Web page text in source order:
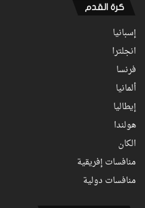
كرة القدم
إسبانيا
انجلترا
فرنسا
ألمانيا
إيطاليا
هولندا
الكان
منافسات إفريقية
منافسات دولية